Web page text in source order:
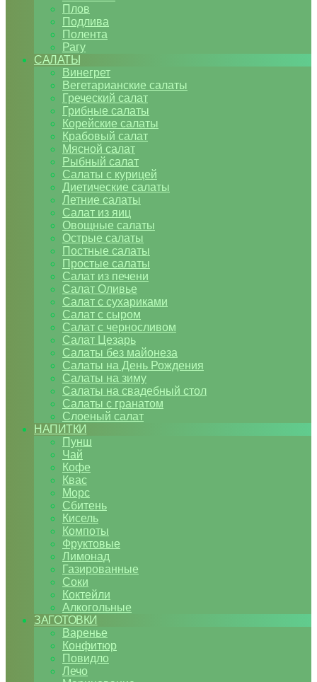
Плов
Подлива
Полента
Рагу
САЛАТЫ
Винегрет
Вегетарианские салаты
Греческий салат
Грибные салаты
Корейские салаты
Крабовый салат
Мясной салат
Рыбный салат
Салаты с курицей
Диетические салаты
Летние салаты
Салат из яиц
Овощные салаты
Острые салаты
Постные салаты
Простые салаты
Салат из печени
Салат Оливье
Салат с сухариками
Салат с сыром
Салат с черносливом
Салат Цезарь
Салаты без майонеза
Салаты на День Рождения
Салаты на зиму
Салаты на свадебный стол
Салаты с гранатом
Слоеный салат
НАПИТКИ
Пунш
Чай
Кофе
Квас
Морс
Сбитень
Кисель
Компоты
Фруктовые
Лимонад
Газированные
Соки
Коктейли
Алкогольные
ЗАГОТОВКИ
Варенье
Конфитюр
Повидло
Лечо